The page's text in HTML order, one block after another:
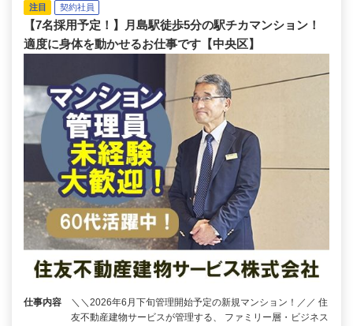
注目 契約社員
【7名採用予定！】月島駅徒歩5分の駅チカマンション！
適度に身体を動かせるお仕事です【中央区】
仕事内容
＼＼2026年6月下旬管理開始予定の新規マンション！／／ 住
友不動産建物サービスが管理する、 ファミリー層・ビジネス